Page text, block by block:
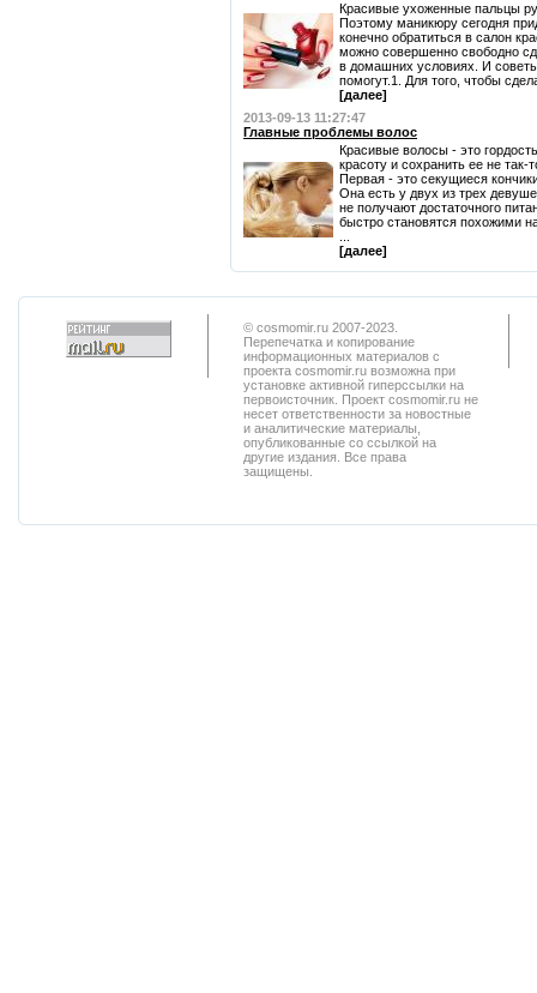
Красивые ухоженные пальцы
Поэтому маникюру сегодня
конечно обратиться в салон
можно совершенно свободно
в домашних условиях. И
помогут.1. Для того, чтобы
[далее]
2013-09-13 11:27:47
Главные проблемы волос
Красивые волосы - это
красоту и сохранить ее не
Первая - это секущиеся
Она есть у двух из трех
не получают достаточного
быстро становятся похожими
[далее]
© cosmomir.ru 2007-2023.
Перепечатка и копирование
информационных материалов с
проекта cosmomir.ru возможна при
установке активной гиперссылки на
первоисточник. Проект cosmomir.ru не
несет ответственности за новостные
и аналитические материалы,
опубликованные со ссылкой на
другие издания. Все права
защищены.